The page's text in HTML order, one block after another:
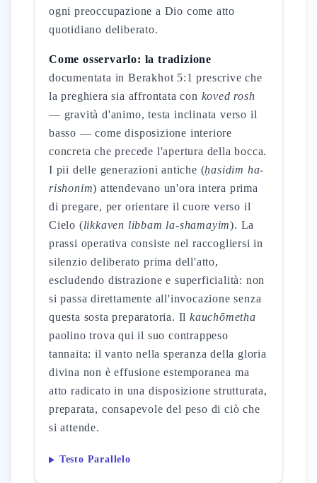
ogni preoccupazione a Dio come atto
quotidiano deliberato.
Come osservarlo: la tradizione
documentata in Berakhot 5:1 prescrive che
la preghiera sia affrontata con koved rosh
— gravità d'animo, testa inclinata verso il
basso — come disposizione interiore
concreta che precede l'apertura della bocca.
I pii delle generazioni antiche (ḥasidim ha-
rishonim) attendevano un'ora intera prima
di pregare, per orientare il cuore verso il
Cielo (likkaven libbam la-shamayim). La
prassi operativa consiste nel raccogliersi in
silenzio deliberato prima dell'atto,
escludendo distrazione e superficialità: non
si passa direttamente all'invocazione senza
questa sosta preparatoria. Ilkauchōmetha
paolino trova qui il suo contrappeso
tannaita: il vanto nella speranza della gloria
divina non è effusione estemporanea ma
atto radicato in una disposizione strutturata,
preparata, consapevole del peso di ciò che
si attende.
Testo Parallelo